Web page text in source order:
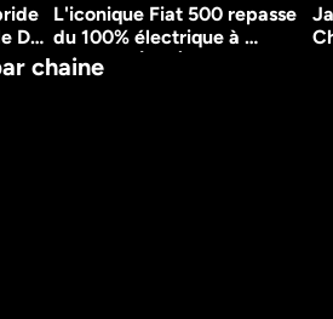
DS
et
L'iconique Fiat 500 repasse
du 100% électrique à
l'hybride (très) léger
chaine